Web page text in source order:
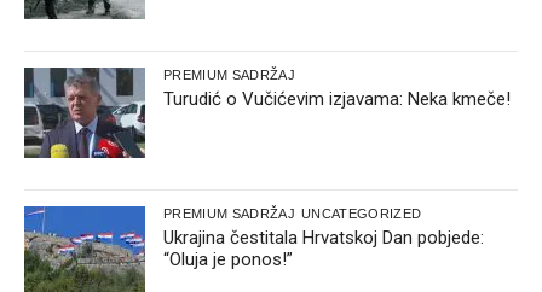
PREMIUM SADRŽAJ
Turudić o Vučićevim izjavama: Neka kmeče!
PREMIUM SADRŽAJ UNCATEGORIZED
Ukrajina čestitala Hrvatskoj Dan pobjede:
“Oluja je ponos!”